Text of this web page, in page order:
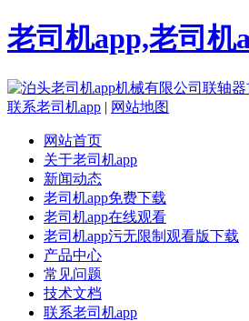
老司机app,老司机
联系老司机app | 网站地图
网站首页
关于老司机app
新闻动态
老司机app免费下载
老司机app在线观看
老司机app污无限制观看版下载
产品中心
常见问题
技术文档
联系老司机app